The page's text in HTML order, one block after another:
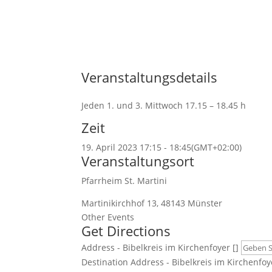
Veranstaltungsdetails
Jeden 1. und 3. Mittwoch 17.15 – 18.45 h
Zeit
19. April 2023 17:15 - 18:45(GMT+02:00)
Veranstaltungsort
Pfarrheim St. Martini
Martinikirchhof 13, 48143 Münster
Other Events
Get Directions
Address - Bibelkreis im Kirchenfoyer []
Destination Address - Bibelkreis im